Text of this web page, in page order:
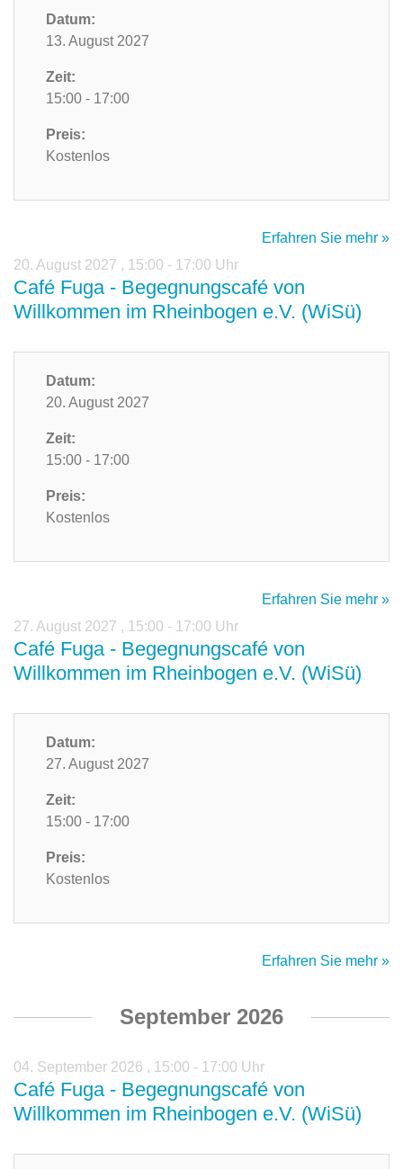
Datum:
13. August 2027
Zeit:
15:00 - 17:00
Preis:
Kostenlos
Erfahren Sie mehr »
20. August 2027 , 15:00 - 17:00 Uhr
Café Fuga - Begegnungscafé von
Willkommen im Rheinbogen e.V. (WiSü)
Datum:
20. August 2027
Zeit:
15:00 - 17:00
Preis:
Kostenlos
Erfahren Sie mehr »
27. August 2027 , 15:00 - 17:00 Uhr
Café Fuga - Begegnungscafé von
Willkommen im Rheinbogen e.V. (WiSü)
Datum:
27. August 2027
Zeit:
15:00 - 17:00
Preis:
Kostenlos
Erfahren Sie mehr »
September 2026
04. September 2026 , 15:00 - 17:00 Uhr
Café Fuga - Begegnungscafé von
Willkommen im Rheinbogen e.V. (WiSü)